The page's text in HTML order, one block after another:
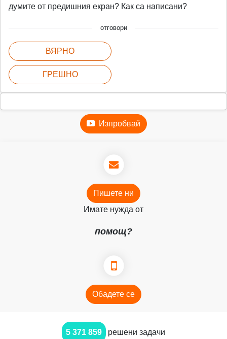
думите от предишния екран? Как са написани?
отговори
ВЯРНО
ГРЕШНО
Изпробвай
Пишете ни
Имате нужда от
помощ?
Обадете се
5 371 859 решени задачи